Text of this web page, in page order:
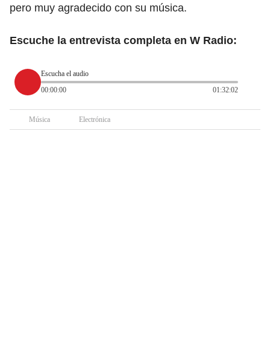
pero muy agradecido con su música.
Escuche la entrevista completa en W Radio:
Escucha el audio
00:00:00
01:32:02
Música Electrónica